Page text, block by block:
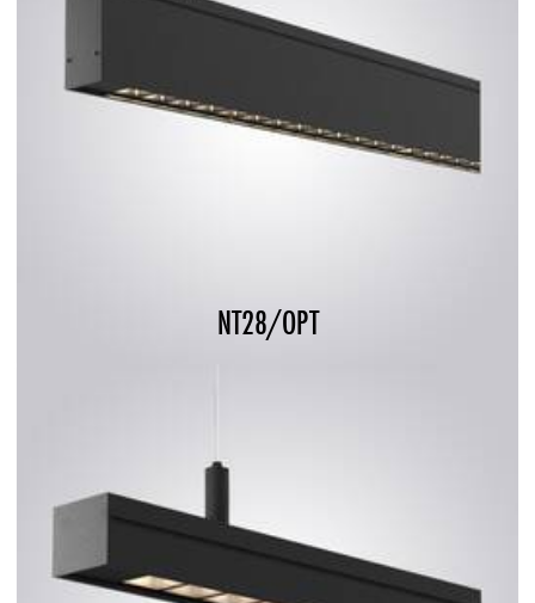
NT28/OPT